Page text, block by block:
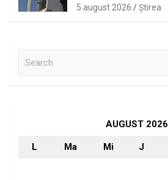
5 august 2026 Ştirea
AUGUST 2026
L Ma Mi J